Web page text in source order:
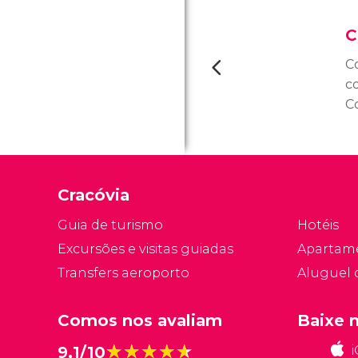
Cracóvia
Guia de turismo
Excursões e visitas guiadas
Transfers aeroporto
Hotéis
Aluguel
Comos nos avaliam
9,1/10★★★★★
★★★★★
Baixe